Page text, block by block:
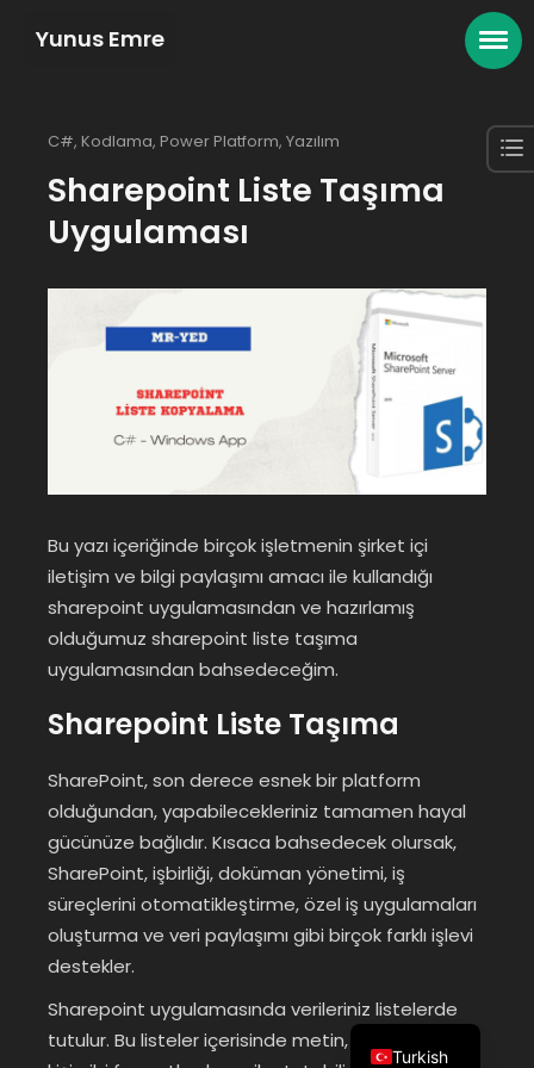
Yunus Emre
C#, Kodlama, Power Platform, Yazılım
Sharepoint Liste Taşıma
Uygulaması
Bu yazı içeriğinde birçok işletmenin şirket içi
iletişim ve bilgi paylaşımı amacı ile kullandığı
sharepoint uygulamasından ve hazırlamış
olduğumuz sharepoint liste taşıma
uygulamasından bahsedeceğim.
Sharepoint Liste Taşıma
SharePoint, son derece esnek bir platform
olduğundan, yapabilecekleriniz tamamen hayal
gücünüze bağlıdır. Kısaca bahsedecek olursak,
SharePoint, işbirliği, doküman yönetimi, iş
süreçlerini otomatikleştirme, özel iş uygulamaları
oluşturma ve veri paylaşımı gibi birçok farklı işlevi
destekler.
Sharepoint uygulamasında verileriniz listelerde
tutulur. Bu listeler içerisinde metin, sayı, tarih ve
Turkish